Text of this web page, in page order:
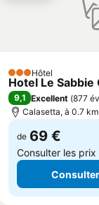
3 Étoiles
Hôtel
Hotel Le Sabbie
9,1 Excellent (877
Calasetta, à 0.7
de 69 €
Consulter les prix